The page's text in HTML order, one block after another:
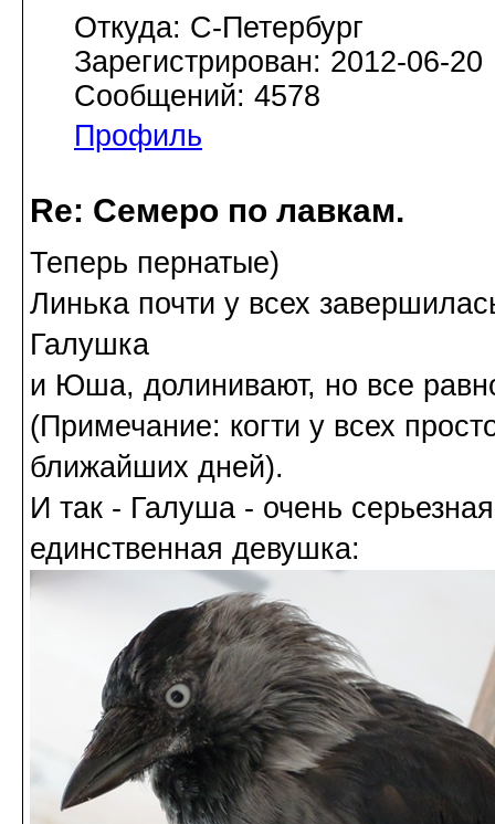
Откуда: С-Петербург
Зарегистрирован: 2012-06-20
Сообщений: 4578
Профиль
Re: Семеро по лавкам.
Теперь пернатые)
Линька почти у всех
Галушка
и Юша, долинивают, но все
(Примечание: когти у всех
ближайших дней).
И так - Галуша - очень
единственная девушка: